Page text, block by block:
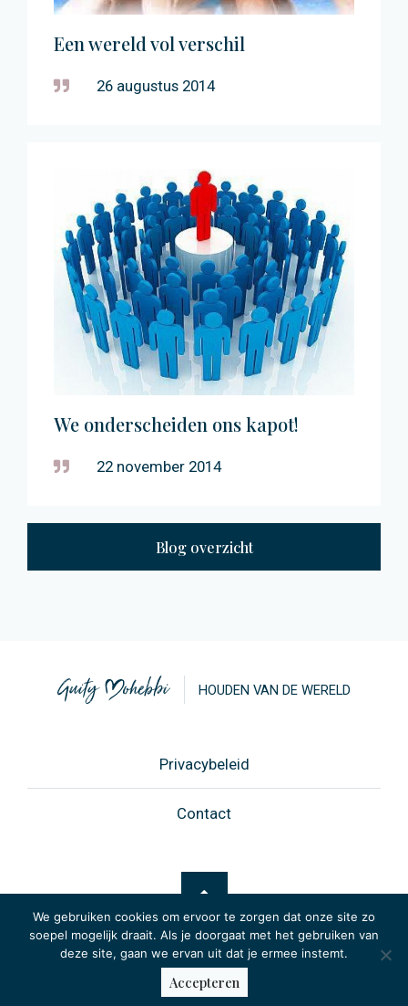
Een wereld vol verschil
26 augustus 2014
We onderscheiden ons kapot!
22 november 2014
Blog overzicht
HOUDEN VAN DE WERELD
Privacybeleid
Contact
© 2026 -Website: Netsquare
We gebruiken cookies om ervoor te zorgen dat onze site zo
soepel mogelijk draait. Als je doorgaat met het gebruiken van
deze site, gaan we ervan uit dat je ermee instemt.
Accepteren